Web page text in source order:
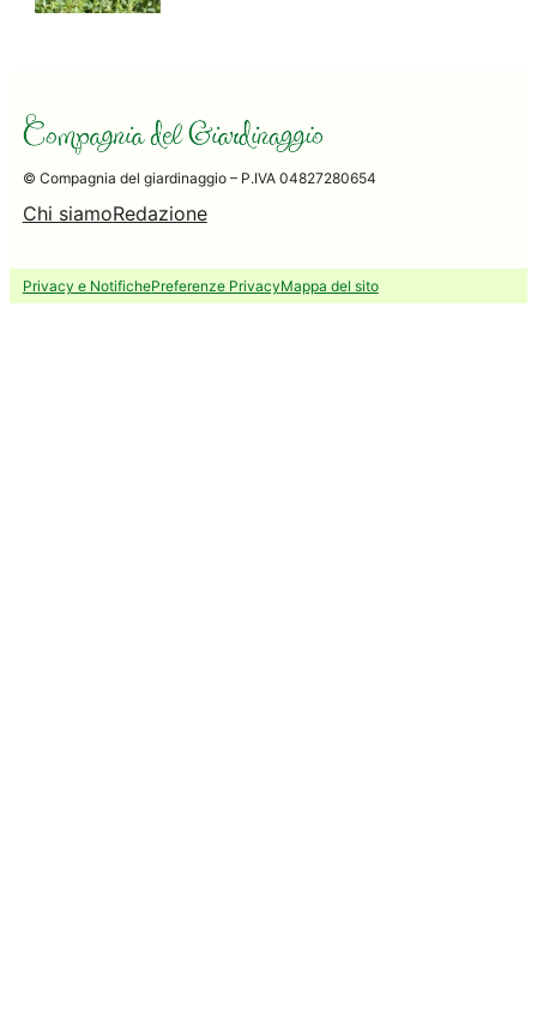
© Compagnia del giardinaggio – P.IVA 04827280654
Chi siamoRedazione
Privacy e NotifichePreferenze PrivacyMappa del sito